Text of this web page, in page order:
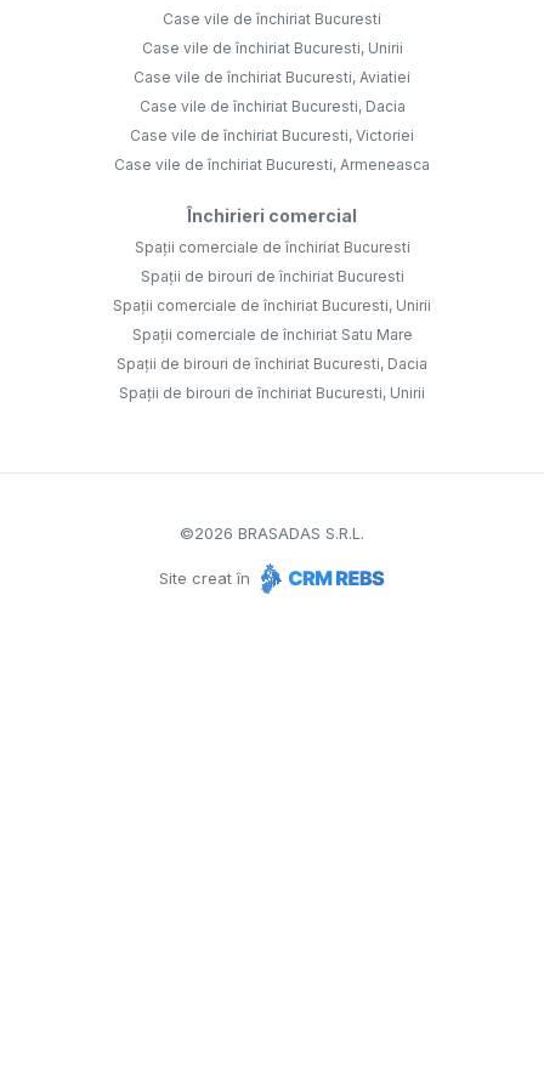
Case vile de închiriat Bucuresti
Case vile de închiriat Bucuresti, Unirii
Case vile de închiriat Bucuresti, Aviatiei
Case vile de închiriat Bucuresti, Dacia
Case vile de închiriat Bucuresti, Victoriei
Case vile de închiriat Bucuresti, Armeneasca
Închirieri comercial
Spații comerciale de închiriat Bucuresti
Spații de birouri de închiriat Bucuresti
Spații comerciale de închiriat Bucuresti, Unirii
Spații comerciale de închiriat Satu Mare
Spații de birouri de închiriat Bucuresti, Dacia
Spații de birouri de închiriat Bucuresti, Unirii
©2026 BRASADAS S.R.L.
Site creat în